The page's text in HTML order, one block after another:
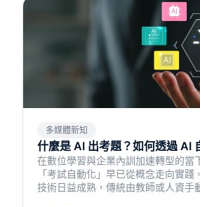
多媒體新知
什麼是 AI 出考題？如何透過 AI
在數位學習與企業內訓加速轉型的當
「考試自動化」早已從概念走向實踐
技術日益成熟，傳統由教師或人資手